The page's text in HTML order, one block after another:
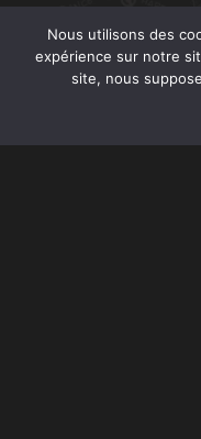
Nous utilisons des
expérience sur notre
site, nous